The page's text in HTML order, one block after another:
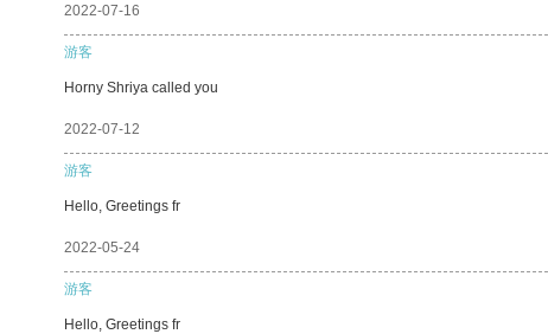
2022-07-16
游客
Horny Shriya called you
2022-07-12
游客
Hello, Greetings fr
2022-05-24
游客
Hello, Greetings fr